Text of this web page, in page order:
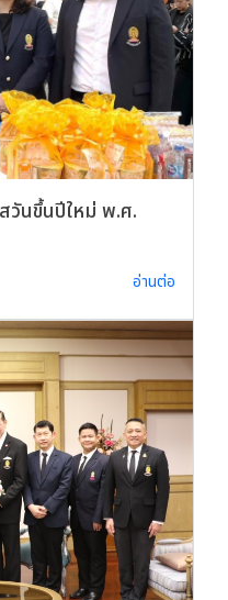
วันขึ้นปีใหม่ พ.ศ.
อ่านต่อ